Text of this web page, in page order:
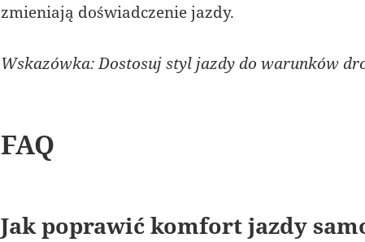
zmieniają doświadczenie jazdy.
Wskazówka: Dostosuj styl jazdy do warunków
FAQ
Jak poprawić komfort jazdy